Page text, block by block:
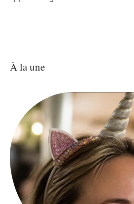
À la une